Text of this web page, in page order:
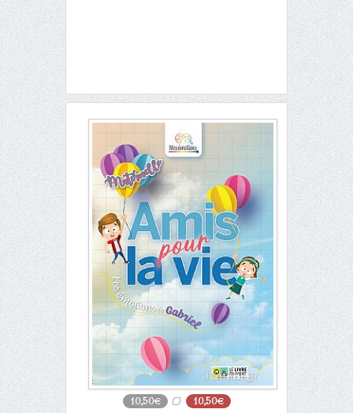
10,50€ 10,50€